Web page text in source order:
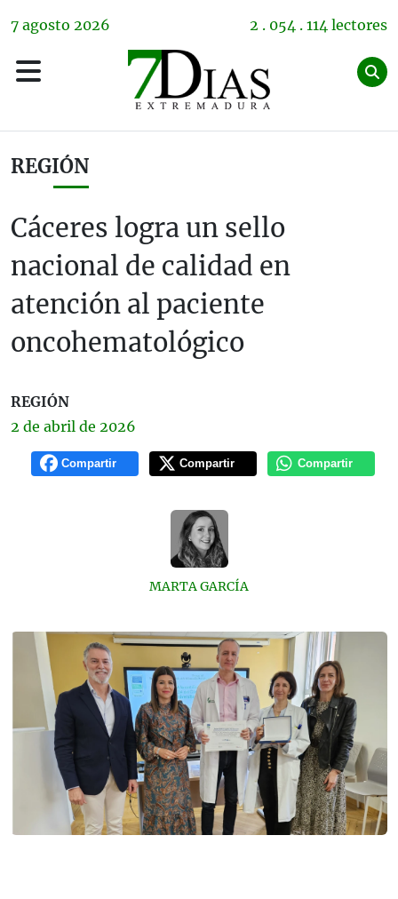
7 agosto 2026 2 . 054 . 114 lectores
REGIÓN
Cáceres logra un sello
nacional de calidad en
atención al paciente
oncohematológico
REGIÓN
2 de abril de 2026
Compartir Compartir Compartir
MARTA GARCÍA